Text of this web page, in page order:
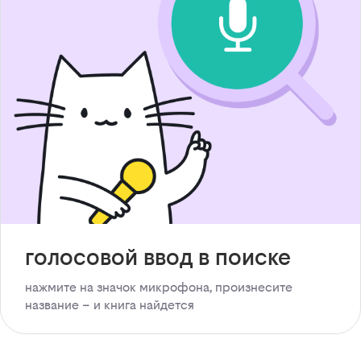
голосовой ввод в поиске
нажмите на значок микрофона, произнесите
название – и книга найдется